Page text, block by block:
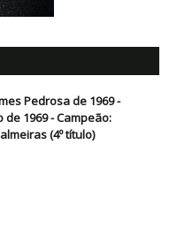
Pedrosa de 1969 -
1969 - Campeão:
(4º título)